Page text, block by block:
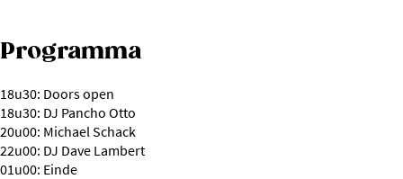
Programma
18u30: Doors open
1 8u30: DJ Pancho Otto
20u00: Michael Schack
22u00: DJ Dave Lambert
01u00: Einde